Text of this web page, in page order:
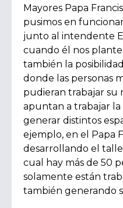
Mayores Papa
pusimos en
junto al intendente
cuando él nos
también la
donde las personas
pudieran trabajar su
apuntan a trabajar la
generar distintos
ejemplo, en el Papa
desarrollando el
cual hay más de 50
solamente están
también generando